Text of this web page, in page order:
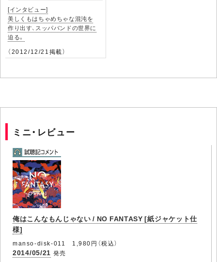
[インタビュー]
美しくもはちゃめちゃな混沌を
作り出す、スッパバンドの世界に
迫る。
（2012/12/21掲載）
ミニ・レビュー
俺はこんなもんじゃない / NO FANTASY [紙ジャケット仕
様]
manso-disk-011 1,980円（税込）
2014/05/21 発売